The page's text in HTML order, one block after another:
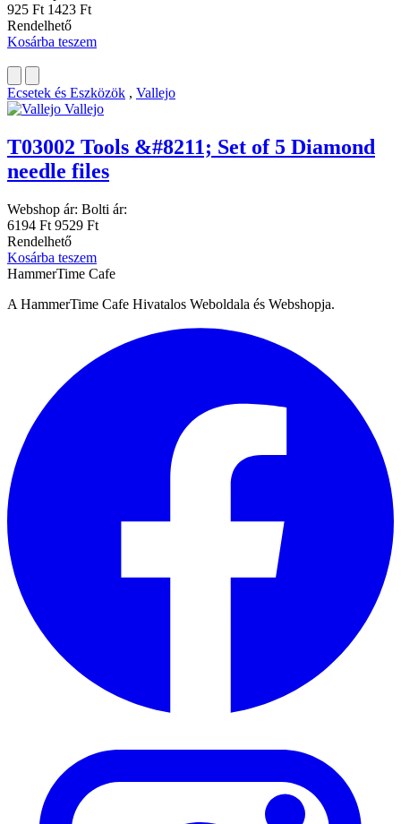
925 Ft 1423 Ft
Rendelhető
Kosárba teszem
Ecsetek és Eszközök , Vallejo
Vallejo
T03002 Tools &#8211; Set of 5 Diamond
needle files
Webshop ár: Bolti ár:
6194 Ft 9529 Ft
Rendelhető
Kosárba teszem
HammerTime Cafe
A HammerTime Cafe Hivatalos Weboldala és Webshopja.